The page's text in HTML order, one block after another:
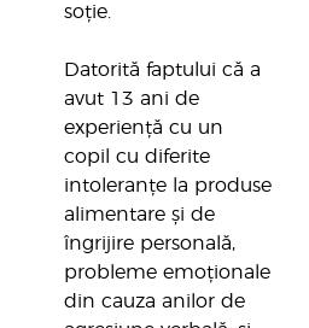
soție.
Datorită faptului că a
avut 13 ani de
experiență cu un
copil cu diferite
intoleranțe la produse
alimentare și de
îngrijire personală,
probleme emoționale
din cauza anilor de